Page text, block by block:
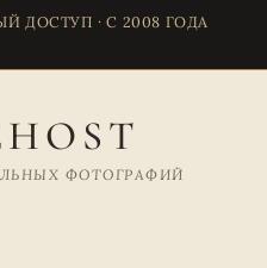
ДОСТУП · С 2008 ГОДА
ФОТОГРАФИЙ